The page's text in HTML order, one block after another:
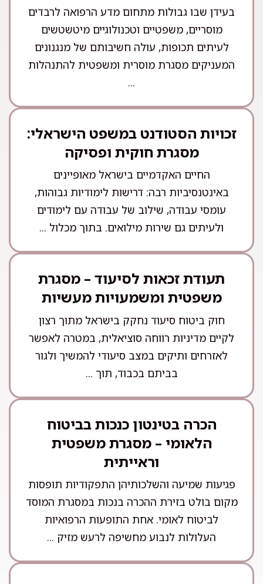
בעידן שבו גבולות מתחום מדע הרפואה לרבדים
מוסריים, משפטיים וטכנולוגיים מיטשטשים
לעיתים תכופות, עולה חשיבותם של מנגנונים
המעניקים מסגרת מוסרית ומשפטית להתנהלות
...
זכויות הסטודנט במשפט הישראלי:
מסגרת חוקית ופסיקה
החיים האקדמיים בישראל מאופיינים
באינטנסיביות רבה: דרישות לימודיות גבוהות,
עומסי עבודה, שילוב של עבודה עם לימודים
ולעיתים גם שירות מילואים. בתוך מכלול ...
תעודת זכאות לסיעוד – מסגרת
משפטית ומשמעויות מעשיות
חוק ביטוח סיעוד נחקק בישראל מתוך רצון
לקיים מדיניות רווחה סוציאלית, במטרה לאפשר
לאזרחים ותיקים במצב סיעודי להמשיך ולגור
בביתם בכבוד, תוך ...
הכרה בטינטון כנכות בביטוח
הלאומי – מסגרת משפטית
וראייתית
פגיעות שמיעה והשלכותיהן התפקודיות תופסות
מקום בולט בזירת ההכרה בנכות במסגרת המוסד
לביטוח לאומי. אחת התופעות הרפואיות
העלולות לנבוע מחשיפה לרעש מזיק ...